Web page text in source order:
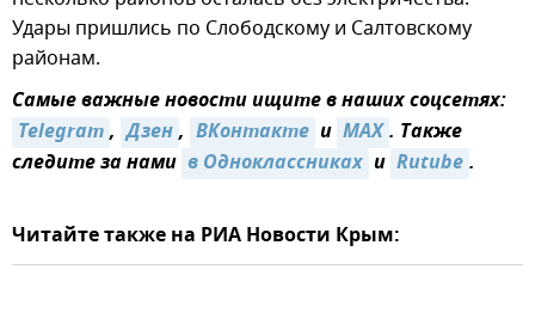
Удары пришлись по Слободскому и Салтовскому
районам.
Самые важные новости ищите в наших соцсетях:
Telegram, Дзен, ВКонтакте и MAX. Также
следите за нами в Одноклассниках и Rutube.
Читайте также на РИА Новости Крым: